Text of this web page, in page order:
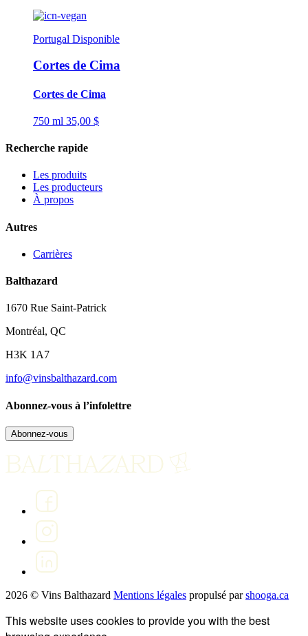
Portugal Disponible
Cortes de Cima
Cortes de Cima
750 ml 35,00 $
Recherche rapide
Les produits
Les producteurs
À propos
Autres
Carrières
Balthazard
1670 Rue Saint-Patrick
Montréal, QC
H3K 1A7
info@vinsbalthazard.com
Abonnez-vous à l’infolettre
Abonnez-vous
2026 © Vins Balthazard Mentions légales propulsé parshooga.ca
This website uses cookies to provide you with the best